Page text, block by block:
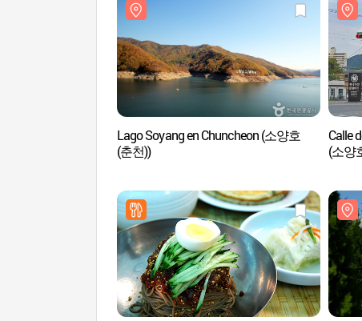
Lago Soyang en Chuncheon (소양호
(춘천))
Calle
(소양